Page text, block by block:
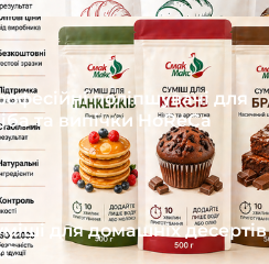
поліпшувачі для
та випічки HoReCa
для домашніх десертів